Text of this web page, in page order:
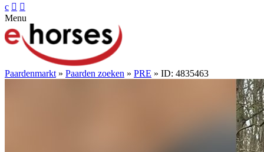
c  
Menu
Paardenmarkt » Paarden zoeken » PRE » ID: 4835463